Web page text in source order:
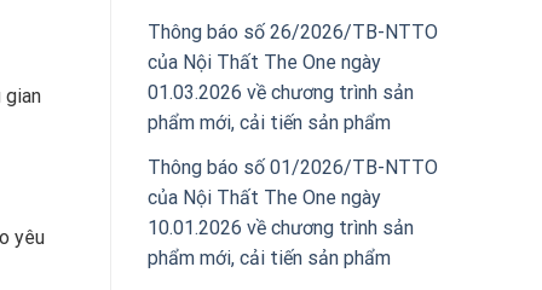
gian
yêu
Thông báo số 26/2026/TB-NTTO
của Nội Thất The One ngày
01.03.2026 về chương trình sản
phẩm mới, cải tiến sản phẩm
Thông báo số 01/2026/TB-NTTO
của Nội Thất The One ngày
10.01.2026 về chương trình sản
phẩm mới, cải tiến sản phẩm